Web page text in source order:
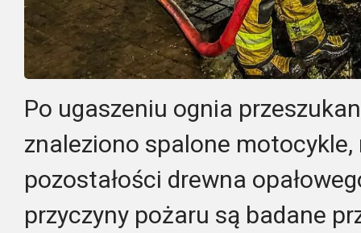
Po ugaszeniu ognia
znaleziono spalone motocykle,
pozostałości drewna
przyczyny pożaru są badane